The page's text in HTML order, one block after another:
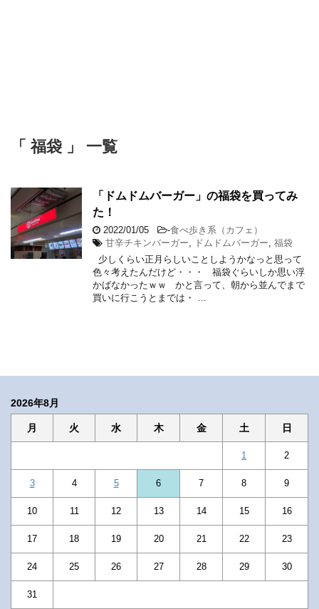
「 福袋 」 一覧
「ドムドムバーガー」の福袋を買ってみ
た！
2022/01/05 -食べ歩き系（カフェ）
甘辛チキンバーガー
ドムドムバーガー 福袋
少しくらい正月らしいことしようかなっと思って
色々考えたんだけど・・・ 福袋ぐらいしか思い浮
かばなかったｗｗ かと言って、朝から並んでまで
買いに行こうとまでは・ …
2026年8月
月 火 水 木 金 土 日
1 2
3 4 5 6 7 8 9
10 11 12 13 14 15 16
17 18 19 20 21 22 23
24 25 26 27 28 29 30
31